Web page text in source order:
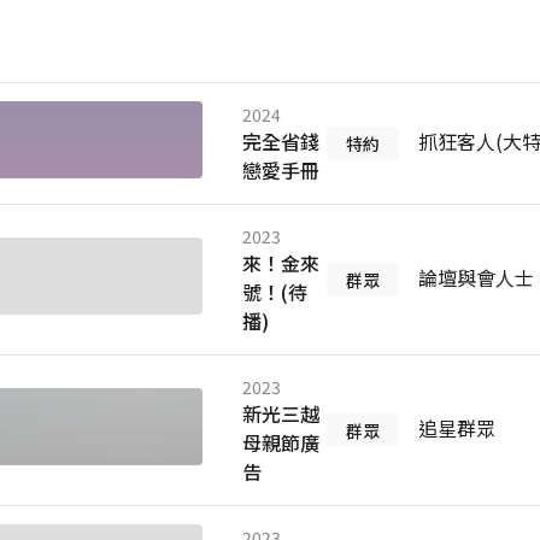
2024
完全省錢
戀愛手冊
特約 抓狂客人(大
2023
來！金來
號！(待
播)
群眾 論壇與會人士
2023
新光三越
母親節廣
告
群眾 追星群眾